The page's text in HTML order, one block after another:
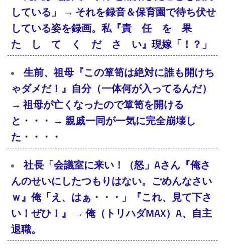
している」 → それを録音＆保育園で待ち伏せ
している姿を録画。私『責 任 を 果
た し て く だ さ い』現嫁「！？」
生前、祖母『この箪笥は絶対に誰も開けち
ゃダメだ！』自分（一体何が入ってるんだ）
→ 祖母が亡くなったので箪笥を開ける
と・・・ → 親戚一同が一気に完全崩壊し
た・・・・
社長「会議室に来い！（怒」Aさん『俺さ
んのせいにしたつもりはない。ごめんなさい
ｗ』俺「え、はぁ・・・」『これ、見て下さ
い！ぜひ！』 → 俺（トリハダMAX）A、自主
退職。